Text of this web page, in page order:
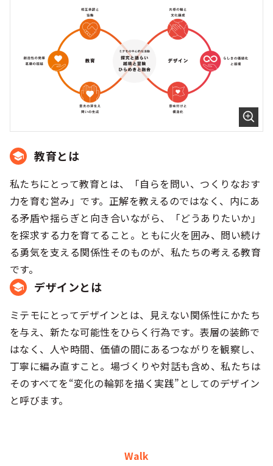
教育とは
私たちにとって教育とは、「自らを問い、つくりなおす
力を育む営み」です。正解を教えるのではなく、内にあ
る矛盾や揺らぎと向き合いながら、「どうありたいか」
を探求する力を育てること。ともに火を囲み、問い続け
る勇気を支える関係性そのものが、私たちの考える教育
です。
デザインとは
ミテモにとってデザインとは、見えない関係性にかたち
を与え、新たな可能性をひらく行為です。表層の装飾で
はなく、人や時間、価値の間にあるつながりを観察し、
丁寧に編み直すこと。場づくりや対話も含め、私たちは
そのすべてを“変化の輪郭を描く実践”としてのデザイン
と呼びます。
Walk